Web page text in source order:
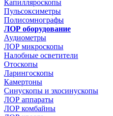
Капилляроскопы
Пульсоксиметры
Полисомнографы
ЛОР оборудование
Аудиометры
ЛОР микроскопы
Налобные осветители
Отоскопы
Ларингоскопы
Камертоны
Синускопы и эхосинускопы
ЛОР аппараты
ЛОР комбайны